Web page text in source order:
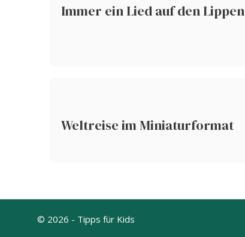
Immer ein Lied auf den Lippen
Weltreise im Miniaturformat
© 2026 - Tipps für Kids